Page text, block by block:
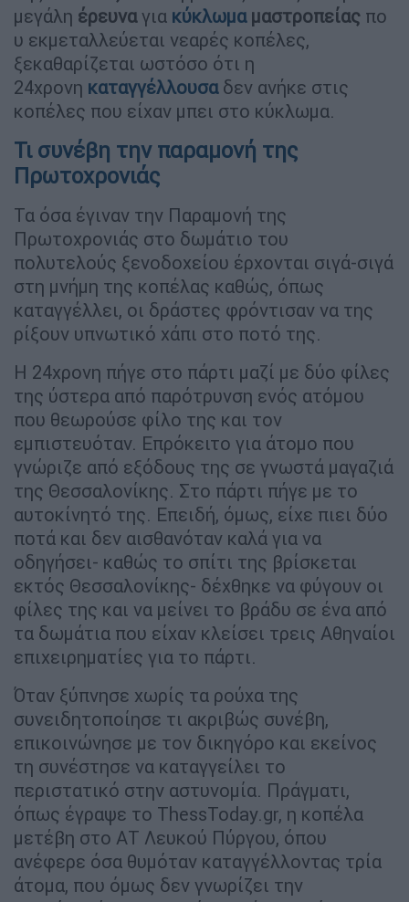
μεγάλη έρευναγια κύκλωμα μαστροπείας πο
υ εκμεταλλεύεται νεαρές κοπέλες,
ξεκαθαρίζεται ωστόσο ότι η
24χρονη καταγγέλλουσα δεν ανήκε στις
κοπέλες που είχαν μπει στο κύκλωμα.
Τι συνέβη την παραμονή της
Πρωτοχρονιάς
Τα όσα έγιναν την Παραμονή της
Πρωτοχρονιάς στο δωμάτιο του
πολυτελούς ξενοδοχείου έρχονται σιγά-σιγά
στη μνήμη της κοπέλας καθώς, όπως
καταγγέλλει, οι δράστες φρόντισαν να της
ρίξουν υπνωτικό χάπι στο ποτό της.
Η 24χρονη πήγε στο πάρτι μαζί με δύο φίλες
της ύστερα από παρότρυνση ενός ατόμου
που θεωρούσε φίλο της και τον
εμπιστευόταν. Επρόκειτο για άτομο που
γνώριζε από εξόδους της σε γνωστά μαγαζιά
της Θεσσαλονίκης. Στο πάρτι πήγε με το
αυτοκίνητό της. Επειδή, όμως, είχε πιει δύο
ποτά και δεν αισθανόταν καλά για να
οδηγήσει- καθώς το σπίτι της βρίσκεται
εκτός Θεσσαλονίκης- δέχθηκε να φύγουν οι
φίλες της και να μείνει το βράδυ σε ένα από
τα δωμάτια που είχαν κλείσει τρεις Αθηναίοι
επιχειρηματίες για το πάρτι.
Όταν ξύπνησε χωρίς τα ρούχα της
συνειδητοποίησε τι ακριβώς συνέβη,
επικοινώνησε με τον δικηγόρο και εκείνος
τη συνέστησε να καταγγείλει το
περιστατικό στην αστυνομία. Πράγματι,
όπως έγραψε το ThessToday.gr, η κοπέλα
μετέβη στο ΑΤ Λευκού Πύργου, όπου
ανέφερε όσα θυμόταν καταγγέλλοντας τρία
άτομα, που όμως δεν γνωρίζει την